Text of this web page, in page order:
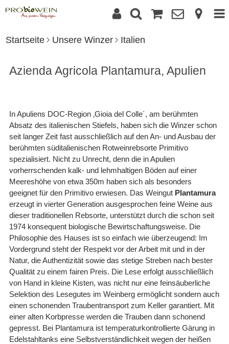
Startseite Unsere Winzer Italien
Azienda Agricola Plantamura, Apulien
In Apuliens DOC-Region ‚Gioia del Colle´, am berühmten
Absatz des italienischen Stiefels, haben sich die Winzer schon
seit langer Zeit fast ausschließlich auf den An- und Ausbau der
berühmten süditalienischen Rotweinrebsorte Primitivo
spezialisiert. Nicht zu Unrecht, denn die in Apulien
vorherrschenden kalk- und lehmhaltigen Böden auf einer
Meereshöhe von etwa 350m haben sich als besonders
geeignet für den Primitivo erwiesen. Das Weingut Plantamura
erzeugt in vierter Generation ausgesprochen feine Weine aus
dieser traditionellen Rebsorte, unterstützt durch die schon seit
1974 konsequent biologische Bewirtschaftungsweise. Die
Philosophie des Hauses ist so einfach wie überzeugend: Im
Vordergrund steht der Respekt vor der Arbeit mit und in der
Natur, die Authentizität sowie das stetige Streben nach bester
Qualität zu einem fairen Preis. Die Lese erfolgt ausschließlich
von Hand in kleine Kisten, was nicht nur eine feinsäuberliche
Selektion des Lesegutes im Weinberg ermöglicht sondern auch
einen schonenden Traubentransport zum Keller garantiert. Mit
einer alten Korbpresse werden die Trauben dann schonend
gepresst. Bei Plantamura ist temperaturkontrollierte Gärung in
Edelstahltanks eine Selbstverständlichkeit wegen der heißen